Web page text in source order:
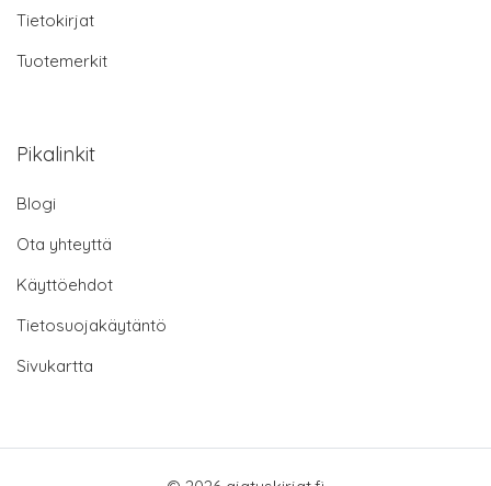
Tietokirjat
Tuotemerkit
Pikalinkit
Blogi
Ota yhteyttä
Käyttöehdot
Tietosuojakäytäntö
Sivukartta